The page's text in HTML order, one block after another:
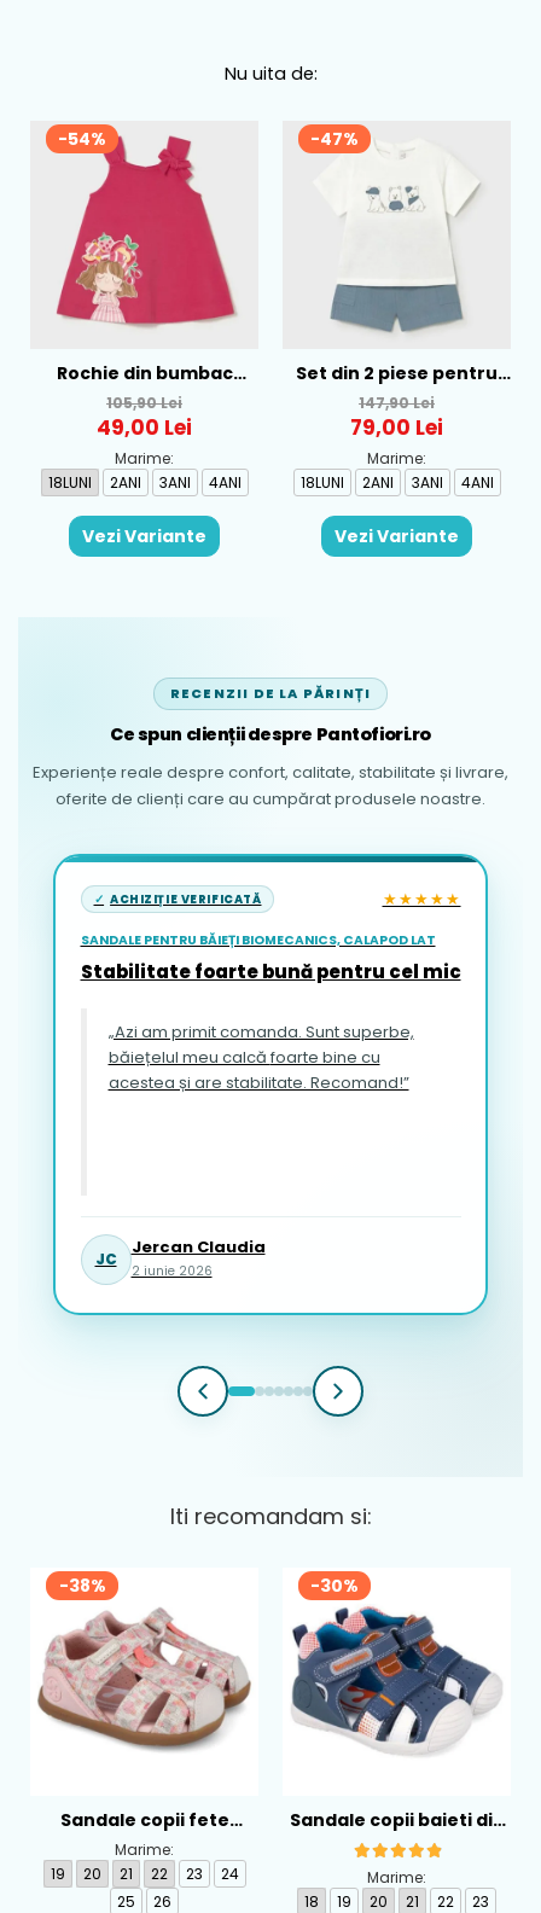
Nu uita de:
-54%
Rochie din bumbac
pentru fete Mayoral,
Rosu - 1930-069
105,90 Lei
49,00 Lei
Marime:
18LUNI
2ANI 3ANI 4ANI
Vezi Variante
-47%
Set din 2 piese pentru
baieti Mayoral, Alb-
Albastru - 1665-31
147,90 Lei
79,00 Lei
Marime:
18LUNI
2ANI 3ANI 4ANI
Vezi Variante
RECENZII DE LA PĂRINȚI
Ce spun clienții despre Pantofiori.ro
Experiențe reale despre confort, calitate, stabilitate și livrare,
oferite de clienți care au cumpărat produsele noastre.
ACHIZIȚIE VERIFICATĂ ★★★★★
SANDALE PENTRU BĂIEȚI BIOMECANICS, CALAPOD LAT
Stabilitate foarte bună pentru cel mic
„Azi am primit comanda. Sunt superbe,
băiețelul meu calcă foarte bine cu
acestea și are stabilitate. Recomand!”
JC
Jercan Claudia
2 iunie 2026
Iti recomandam si:
-38%
Sandale copii fete
calapod lat din textil
Biomecanics, Roz -
262193-A103
Marime:
19
20 21 22 23
24
25
26
-30%
Sandale copii baieti din
piele Biomecanics,
Albastru - 262124-A556
Marime:
18
19 20 21 22
23